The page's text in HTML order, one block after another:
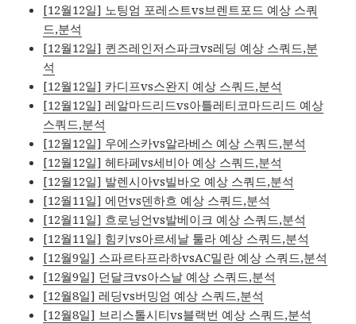
[12월12일] 노팅엄 포레스트vs브렌트포드 예상 스쿼
드,분석
[12월12일] 퀸즈레인저스파크vs레딩 예상 스쿼드,분
석
[12월12일] 카디프vs스완지 예상 스쿼드,분석
[12월12일] 레알마드리드vs아틀레티코마드리드 예상
스쿼드,분석
[12월12일] 우에스카vs알라베스 예상 스쿼드,분석
[12월12일] 헤타페vs세비아 예상 스쿼드,분석
[12월12일] 발렌시아vs빌바오 예상 스쿼드,분석
[12월11일] 에먼vs덴하흐 예상 스쿼드,분석
[12월11일] 흐로닝언vs발베이크 예상 스쿼드,분석
[12월11일] 힘키vs아르세날 툴라 예상 스쿼드,분석
[12월9일] 스파르타프라하vsAC밀란 예상 스쿼드,분석
[12월9일] 던달크vs아스날 예상 스쿼드,분석
[12월8일] 레딩vs버밍엄 예상 스쿼드,분석
[12월8일] 브리스톨시티vs블랙번 예상 스쿼드,분석